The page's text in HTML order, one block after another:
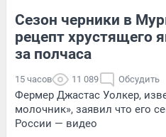
Сезон черники в
рецепт хрустящего
за полчаса
15 часов 11 089 Обсудить
Фермер Джастас Уолкер,
молочник», заявил что его
России — видео